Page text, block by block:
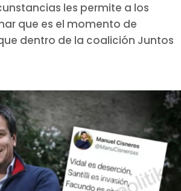
les permite a los
que es el momento de
dentro de la coalición Juntos